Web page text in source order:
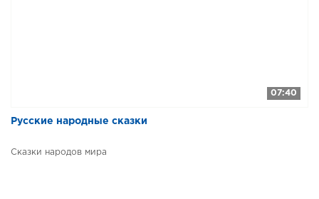
07:40
Русские народные сказки
Сказки народов мира